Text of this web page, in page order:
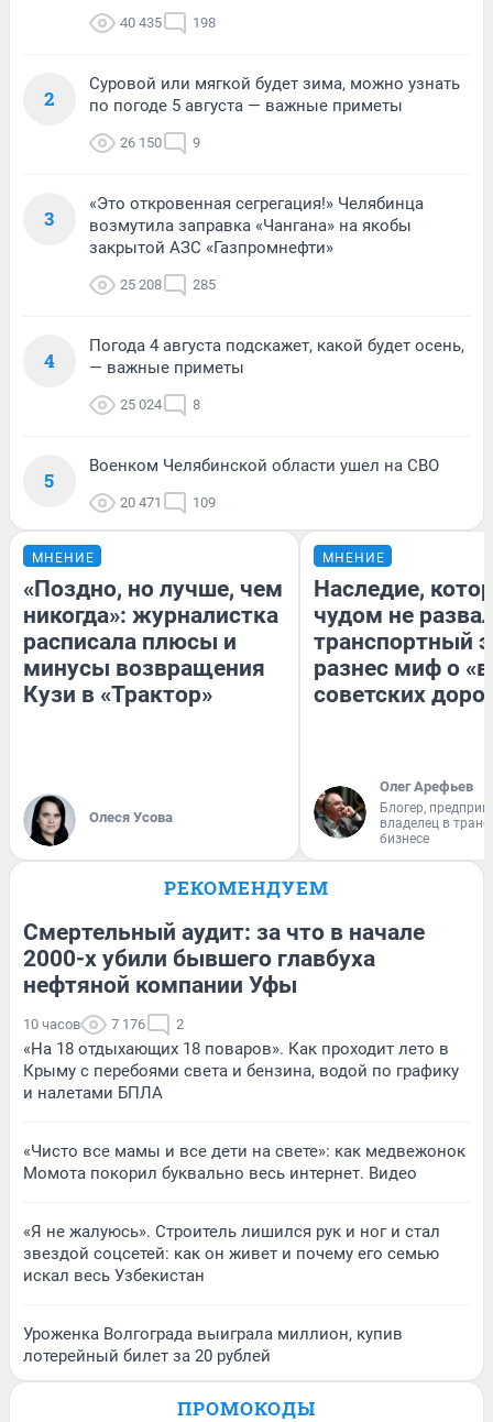
40 435 198
2
Суровой или мягкой будет зима, можно узнать
по погоде 5 августа — важные приметы
26 150 9
3
«Это откровенная сегрегация!» Челябинца
возмутила заправка «Чангана» на якобы
закрытой АЗС «Газпромнефти»
25 208 285
4
Погода 4 августа подскажет, какой будет осень,
— важные приметы
25 024 8
5
Военком Челябинской области ушел на СВО
20 471 109
МНЕНИЕ
«Поздно, но лучше, чем
никогда»: журналистка
расписала плюсы и
минусы возвращения
Кузи в «Трактор»
Олеся Усова
МНЕНИЕ
Наследие,
чудом не
транспортный
разнес миф о
советских
Олег Арефьев
Блогер,
владелец в
бизнесе
РЕКОМЕНДУЕМ
Смертельный аудит: за что в начале
2000-х убили бывшего главбуха
нефтяной компании Уфы
10 часов 7 176 2
«На 18 отдыхающих 18 поваров». Как проходит лето в
Крыму с перебоями света и бензина, водой по графику
и налетами БПЛА
«Чисто все мамы и все дети на свете»: как медвежонок
Момота покорил буквально весь интернет. Видео
«Я не жалуюсь». Строитель лишился рук и ног и стал
звездой соцсетей: как он живет и почему его семью
искал весь Узбекистан
Уроженка Волгограда выиграла миллион, купив
лотерейный билет за 20 рублей
ПРОМОКОДЫ